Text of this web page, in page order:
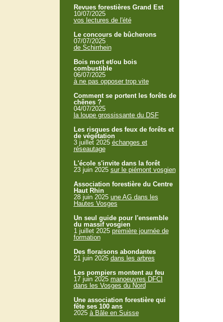
Revues forestières Grand Est
10/07/2025
vos lectures de l'été
Le concours de bûcherons
07/07/2025
de Schirrhein
Bois mort et/ou bois
combustible
06/07/2025
à ne pas opposer trop vite
Comment se portent les forêts de
chênes ?
04/07/2025
la loupe grossissante du DSF
Les risques des feux de forêts et
de végétation
3 juillet 2025 échanges et
réseautage
L'école s'invite dans la forêt
23 juin 2025 sur le piémont vosgien
Association forestière du Centre
Haut Rhin
28 juin 2025 une AG dans les
Hautes Vosges
Un seul guide pour l'ensemble
du massif vosgien
1 juillet 2025 première journée de
formation
Des floraisons abondantes
21 juin 2025 dans les arbres
Les pompiers montent au feu
17 juin 2025 manoeuvres DFCI
dans les Vosges du Nord
Une association forestière qui
fête ses 100 ans
2025 à Bâle en Suisse